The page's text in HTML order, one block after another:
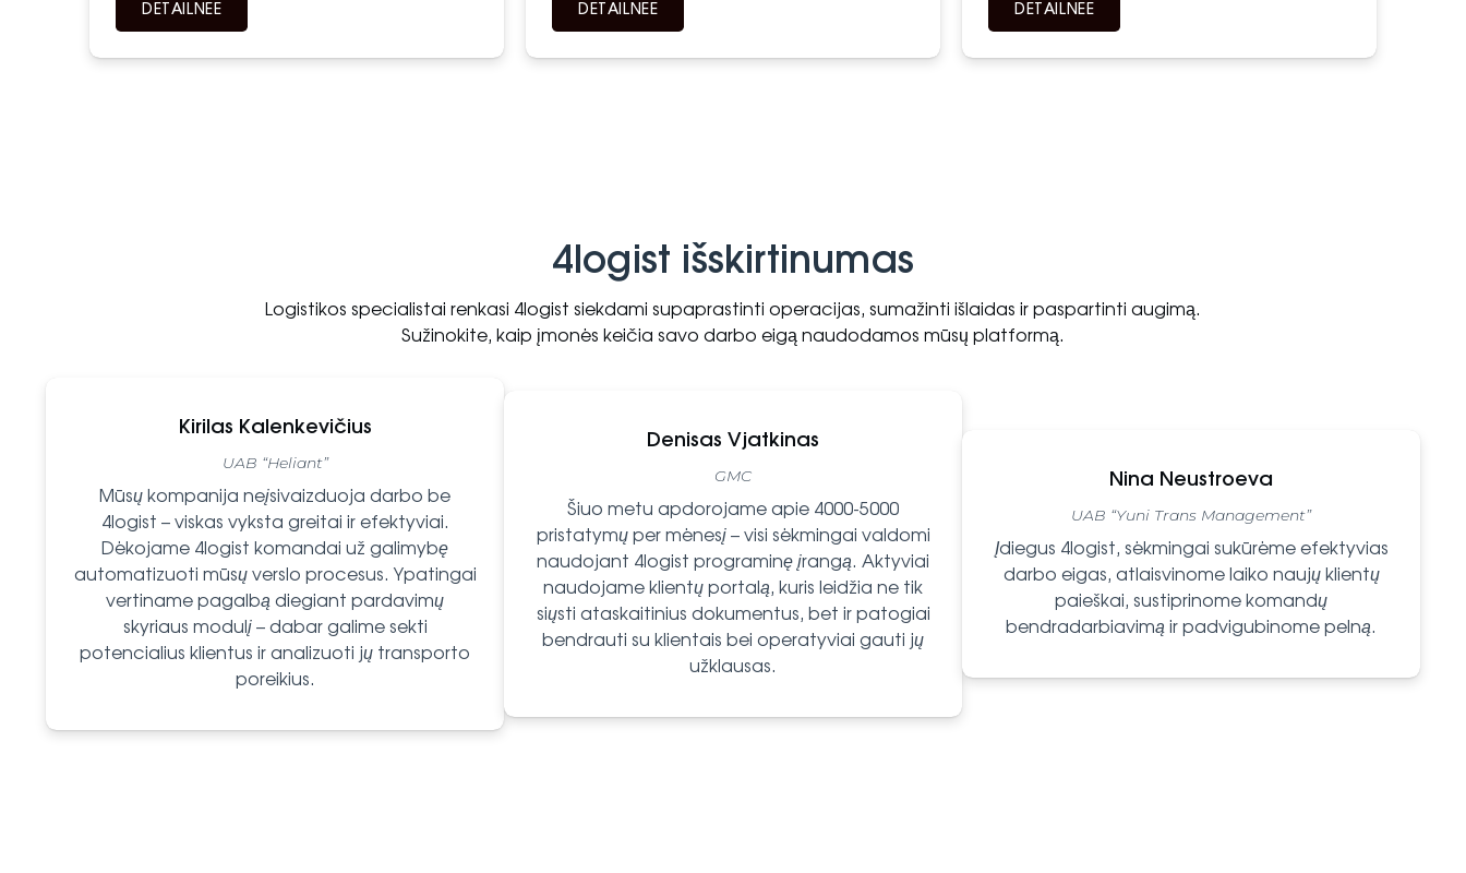
DETAILNEЕ DETAILNEЕ DETAILNEЕ
4logist išskirtinumas
Logistikos specialistai renkasi 4logist siekdami supaprastinti operacijas, sumažinti išlaidas ir paspartinti augimą.
Sužinokite, kaip įmonės keičia savo darbo eigą naudodamos mūsų platformą.
Kirilas Kalenkevičius
UAB “Heliant”
Mūsų kompanija neįsivaizduoja darbo be
4logist – viskas vyksta greitai ir efektyviai.
Dėkojame 4logist komandai už galimybę
automatizuoti mūsų verslo procesus. Ypatingai
vertiname pagalbą diegiant pardavimų
skyriaus modulį – dabar galime sekti
potencialius klientus ir analizuoti jų transporto
poreikius.
Denisas Vjatkinas
GMC
Šiuo metu apdorojame apie 4000-5000
pristatymų per mėnesį – visi sėkmingai valdomi
naudojant 4logist programinę įrangą. Aktyviai
naudojame klientų portalą, kuris leidžia ne tik
siųsti ataskaitinius dokumentus, bet ir patogiai
bendrauti su klientais bei operatyviai gauti jų
užklausas.
Nina Neustroeva
UAB “Yuni Trans Management”
Įdiegus 4logist, sėkmingai sukūrėme efektyvias
darbo eigas, atlaisvinome laiko naujų klientų
paieškai, sustiprinome komandų
bendradarbiavimą ir padvigubinome pelną.